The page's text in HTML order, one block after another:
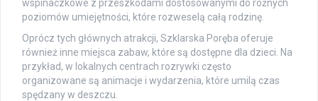
wspinaczkowe z przeszkodami dostosowanymi do różnych
poziomów umiejętności, które rozweselą całą rodzinę.
Oprócz tych głównych atrakcji, Szklarska Poręba oferuje
również inne miejsca zabaw, które są dostępne dla dzieci. Na
przykład, w lokalnych centrach rozrywki często
organizowane są animacje i wydarzenia, które umilą czas
spędzany w deszczu.